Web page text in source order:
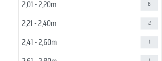
Schwarzbarsch
2,01 - 2,20m 6
2,21 - 2,40m 2
2,41 - 2,60m 1